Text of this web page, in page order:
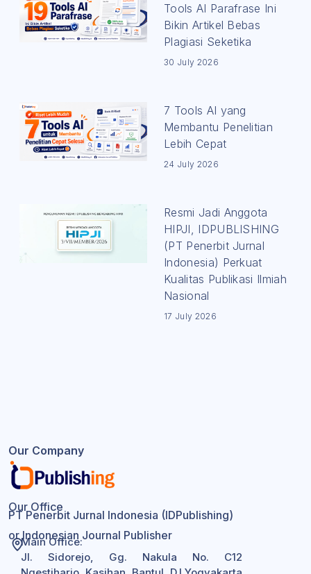
Tools AI Parafrase Ini
Bikin Artikel Bebas
Plagiasi Seketika
30 July 2026
7 Tools AI yang
Membantu Penelitian
Lebih Cepat
24 July 2026
Resmi Jadi Anggota
HIPJI, IDPUBLISHING
(PT Penerbit Jurnal
Indonesia) Perkuat
Kualitas Publikasi Ilmiah
Nasional
17 July 2026
Our Company
Our Office
PT Penerbit Jurnal Indonesia (IDPublishing)
or Indonesian Journal Publisher
Main Office:
Jl. Sidorejo, Gg. Nakula No. C12